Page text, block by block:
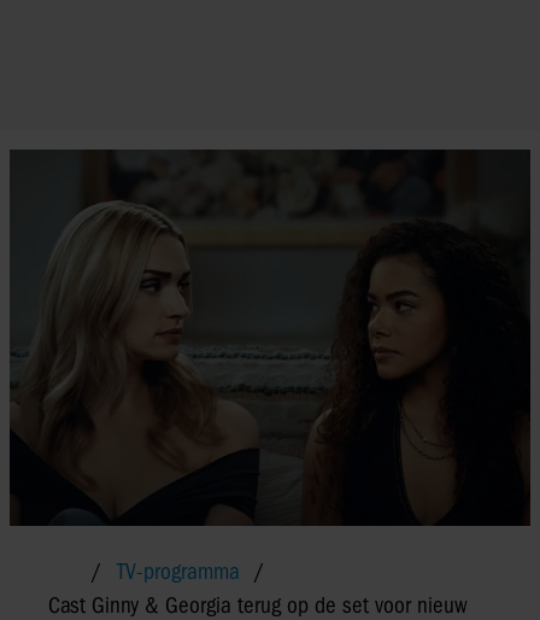
TV-programma
Cast Ginny & Georgia terug op de set voor nieuw